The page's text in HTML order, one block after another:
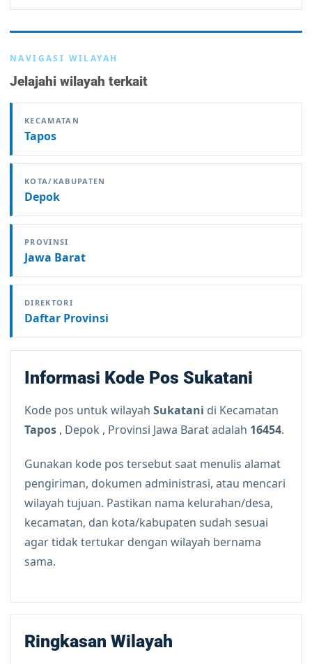
NAVIGASI WILAYAH
Jelajahi wilayah terkait
KECAMATAN
Tapos
KOTA/KABUPATEN
Depok
PROVINSI
Jawa Barat
DIREKTORI
Daftar Provinsi
Informasi Kode Pos Sukatani
Kode pos untuk wilayah Sukatani di Kecamatan
Tapos , Depok , Provinsi Jawa Barat adalah 16454.
Gunakan kode pos tersebut saat menulis alamat
pengiriman, dokumen administrasi, atau mencari
wilayah tujuan. Pastikan nama kelurahan/desa,
kecamatan, dan kota/kabupaten sudah sesuai
agar tidak tertukar dengan wilayah bernama
sama.
Ringkasan Wilayah